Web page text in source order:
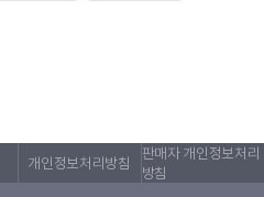
개인정보처리방침
판매자 개인정보처리
방침